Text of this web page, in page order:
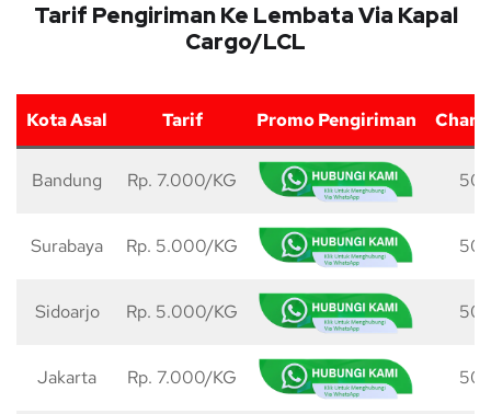
Tarif Pengiriman Ke Lembata Via Kapal
Cargo/LCL
Kota Asal Tarif Promo Pengiriman
Bandung Rp. 7.000/KG 50
Surabaya Rp. 5.000/KG 50
Sidoarjo Rp. 5.000/KG 50
Jakarta Rp. 7.000/KG 50